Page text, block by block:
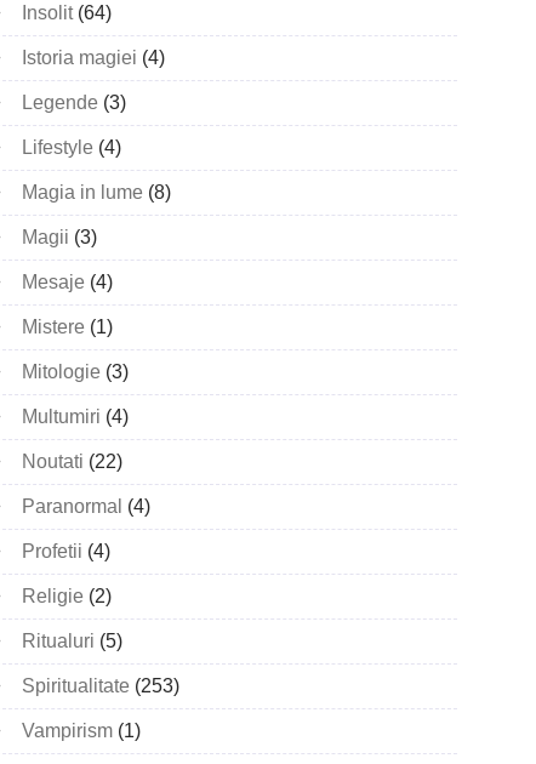
Insolit(64)
Istoria magiei (4)
Legende (3)
Lifestyle (4)
Magia in lume (8)
Magii (3)
Mesaje (4)
Mistere (1)
Mitologie (3)
Multumiri (4)
Noutati (22)
Paranormal (4)
Profetii (4)
Religie (2)
Ritualuri (5)
Spiritualitate (253)
Vampirism (1)